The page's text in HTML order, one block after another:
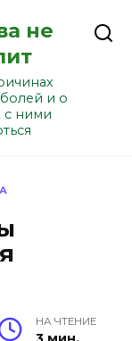
не
и о
с ними
НА ЧТЕНИЕ